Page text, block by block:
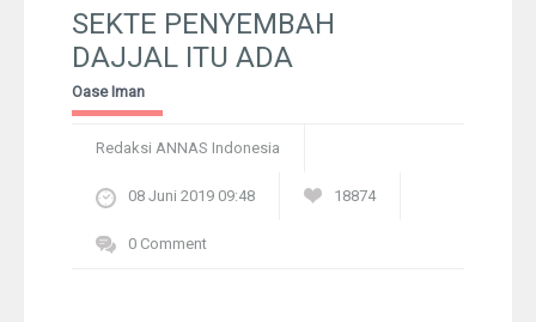
Pelangi
Ustadz
Download
SEKTE PENYEMBAH
DAJJAL ITU ADA
Oase Iman
Redaksi ANNAS Indonesia
08 Juni 2019 09:48 18874
0 Comment